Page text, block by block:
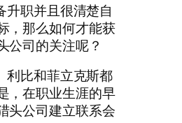
升职并且很清楚自
，那么如何才能获
公司的关注呢？
利比和菲立克斯都
，在职业生涯的早
头公司建立联系会